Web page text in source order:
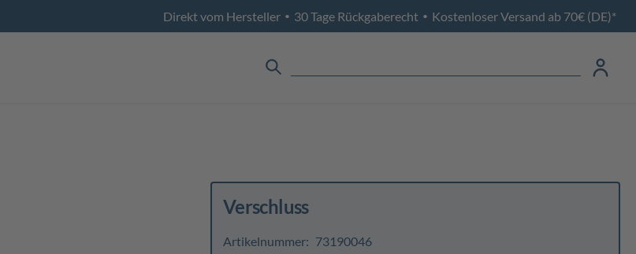
Direkt vom Hersteller • 30 Tage Rückgaberecht • Kostenloser Versand ab 70€ (DE)*
Verschluss
Artikelnummer: 73190046